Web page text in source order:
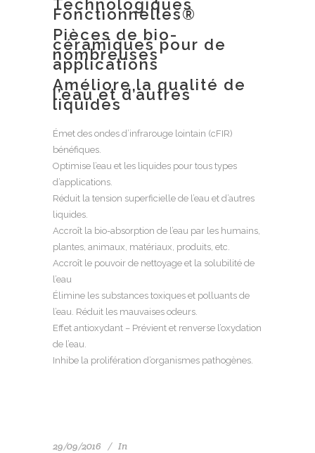
Technologiques
Fonctionnelles®
Pièces de bio-
céramiques pour de
nombreuses
applications
Améliore la qualité de
l’eau et d’autres
liquides
Émet des ondes d’infrarouge lointain (cFIR)
bénéfiques.
Optimise l’eau et les liquides pour tous types
d’applications.
Réduit la tension superficielle de l’eau et d’autres
liquides.
Accroît la bio-absorption de l’eau par les humains,
plantes, animaux, matériaux, produits, etc.
Accroît le pouvoir de nettoyage et la solubilité de
l’eau
Élimine les substances toxiques et polluants de
l’eau. Réduit les mauvaises odeurs.
Effet antioxydant – Prévient et renverse l’oxydation
de l’eau.
Inhibe la prolifération d’organismes pathogènes.
29/09/2016 In